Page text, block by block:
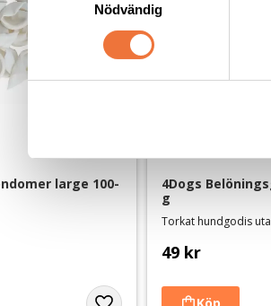
a
t
y
s
v
Nödvändig
large 100-
4Dogs
g
Torkat hundgodis
49 kr